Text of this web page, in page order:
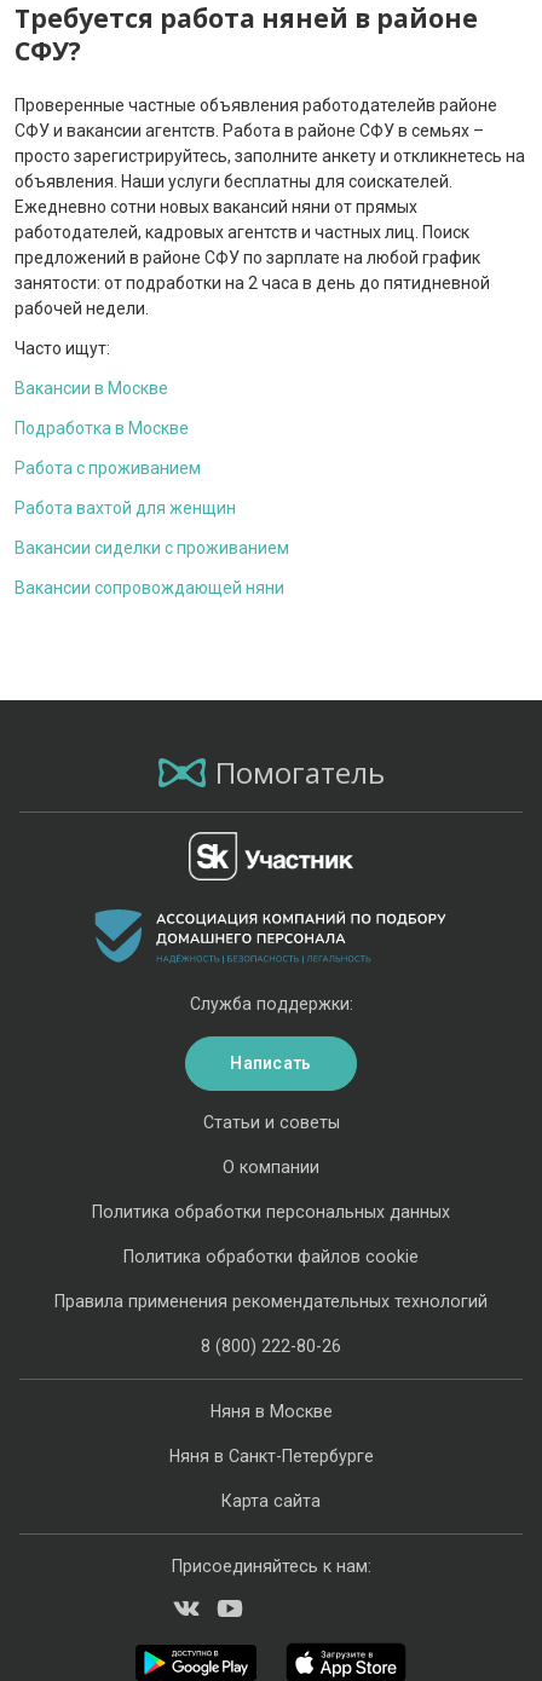
Требуется работа няней в районе
СФУ?
Проверенные частные объявления работодателейв районе
СФУ и вакансии агентств. Работа в районе СФУ в семьях –
просто зарегистрируйтесь, заполните анкету и откликнетесь на
объявления. Наши услуги бесплатны для соискателей.
Ежедневно сотни новых вакансий няни от прямых
работодателей, кадровых агентств и частных лиц. Поиск
предложений в районе СФУ по зарплате на любой график
занятости: от подработки на 2 часа в день до пятидневной
рабочей недели.
Часто ищут:
Вакансии в Москве
Подработка в Москве
Работа с проживанием
Работа вахтой для женщин
Вакансии сиделки с проживанием
Вакансии сопровождающей няни
Помогатель
Няня в Москве
Няня в Санкт-Петербурге
Карта сайта
Статьи и советы
О компании
Политика обработки персональных данных
Политика обработки файлов cookie
Правила применения рекомендательных технологий
8 (800) 222-80-26
Служба поддержки:
Написать
Присоединяйтесь к нам: